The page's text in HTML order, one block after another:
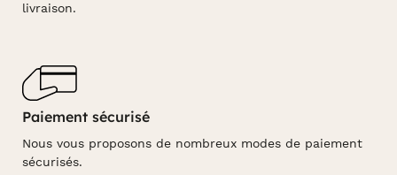
livraison.
Paiement sécurisé
Nous vous proposons de nombreux modes de paiement
sécurisés.